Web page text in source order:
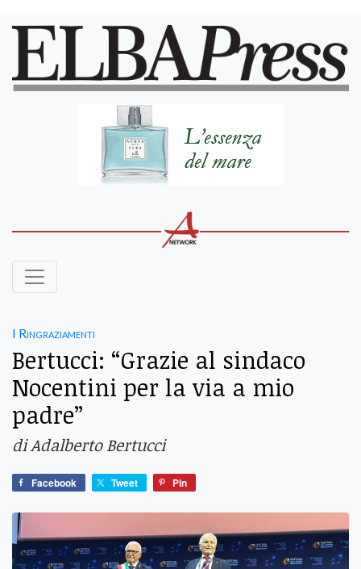
I Ringraziamenti
Bertucci: “Grazie al sindaco
Nocentini per la via a mio
padre”
di Adalberto Bertucci
Facebook Tweet Pin